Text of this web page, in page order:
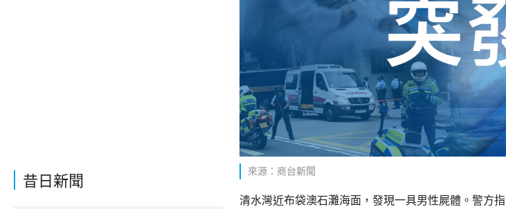
昔日新聞
來源：商台新聞
清水灣近布袋澳石灘海面，發現一具男性屍體。警方